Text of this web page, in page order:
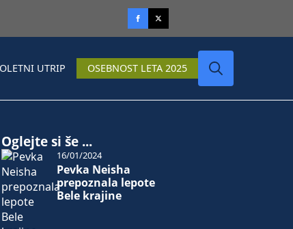
UTRIP OSEBNOST LETA 2025
Oglejte si še ...
Pevka Neisha
prepoznala lepote
Bele krajine
16/01/2024